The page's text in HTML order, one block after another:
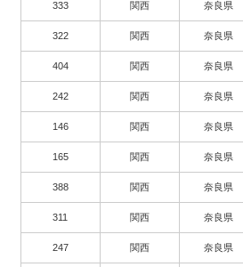
333 関西 奈良県
322 関西 奈良県
404 関西 奈良県
242 関西 奈良県
146 関西 奈良県
165 関西 奈良県
388 関西 奈良県
311 関西 奈良県
247 関西 奈良県